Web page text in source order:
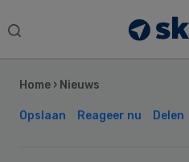
Search
Home › Nieuws
Opslaan Reageer nu Delen
Sidebar